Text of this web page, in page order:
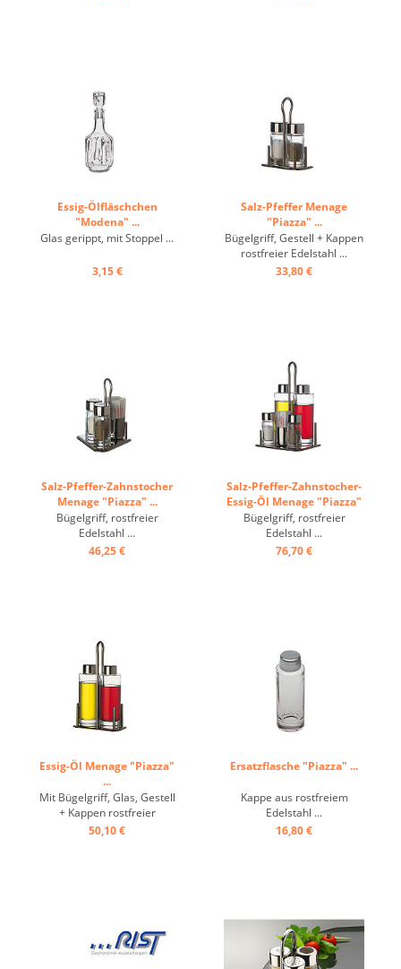
Essig-Ölfläschchen
"Modena" ...
Glas gerippt, mit Stoppel ...
3,15 €
Salz-Pfeffer Menage
"Piazza" ...
Bügelgriff, Gestell + Kappen
rostfreier Edelstahl ...
33,80 €
Salz-Pfeffer-Zahnstocher
Menage "Piazza" ...
Bügelgriff, rostfreier
Edelstahl ...
46,25 €
Salz-Pfeffer-Zahnstocher-
Essig-Öl Menage "Piazza"
...
Bügelgriff, rostfreier
Edelstahl ...
76,70 €
Essig-Öl Menage "Piazza"
...
Mit Bügelgriff, Glas, Gestell
+ Kappen rostfreier
Edelstahl ...
50,10 €
Ersatzflasche "Piazza" ...
Kappe aus rostfreiem
Edelstahl ...
16,80 €